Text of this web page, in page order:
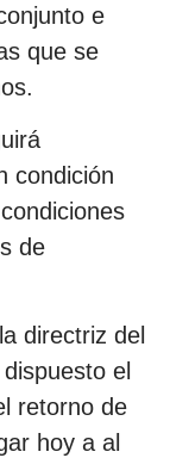
e
que se
condición
de
directriz del
el
retorno de
hoy a al